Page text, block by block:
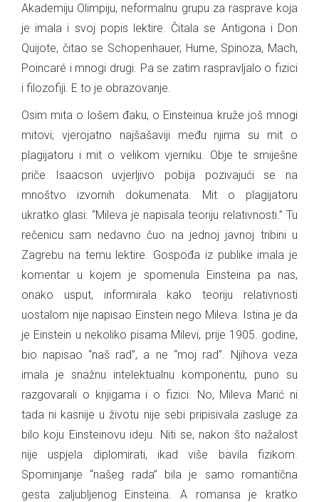
Akademiju Olimpiju, neformalnu grupu za rasprave koja
je imala i svoj popis lektire. Čitala se Antigona i Don
Quijote, čitao se Schopenhauer, Hume, Spinoza, Mach,
Poincaré i mnogi drugi. Pa se zatim raspravljalo o fizici
i filozofiji. E to je obrazovanje.
Osim mita o lošem đaku, o Einsteinua kruže još mnogi
mitovi; vjerojatno najšašaviji među njima su mit o
plagijatoru i mit o velikom vjerniku. Obje te smiješne
priče Isaacson uvjerljivo pobija pozivajući se na
mnoštvo izvornih dokumenata. Mit o plagijatoru
ukratko glasi: “Mileva je napisala teoriju relativnosti.” Tu
rečenicu sam nedavno čuo na jednoj javnoj tribini u
Zagrebu na temu lektire. Gospođa iz publike imala je
komentar u kojem je spomenula Einsteina pa nas,
onako usput, informirala kako teoriju relativnosti
uostalom nije napisao Einstein nego Mileva. Istina je da
je Einstein u nekoliko pisama Milevi, prije 1905. godine,
bio napisao “naš rad”, a ne “moj rad”. Njihova veza
imala je snažnu intelektualnu komponentu, puno su
razgovarali o knjigama i o fizici. No, Mileva Marić ni
tada ni kasnije u životu nije sebi pripisivala zasluge za
bilo koju Einsteinovu ideju. Niti se, nakon što nažalost
nije uspjela diplomirati, ikad više bavila fizikom.
Spominjanje “našeg rada” bila je samo romantična
gesta zaljubljenog Einsteina. A romansa je kratko